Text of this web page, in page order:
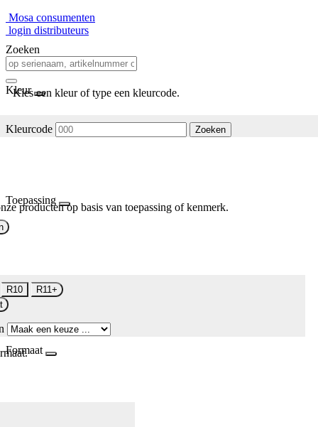
Mosa consumenten
login distributeurs
Zoeken
Kleur
Kies een kleur of type een kleurcode.
Kleurcode Zoeken
Toepassing
producten op basis van toepassing of kenmerk.
R10
R11+
Formaat